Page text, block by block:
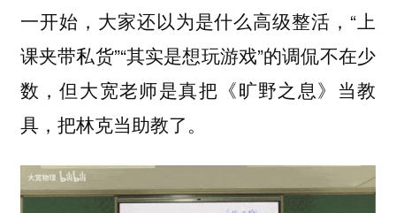
一开始，大家还以为是什么高级整活，“上
课夹带私货”“其实是想玩游戏”的调侃不在少
数，但大宽老师是真把《旷野之息》当教
具，把林克当助教了。